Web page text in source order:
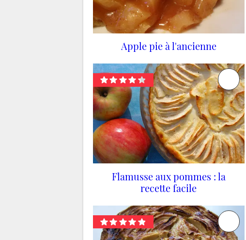
Apple pie à l'ancienne
Flamusse aux pommes : la
recette facile